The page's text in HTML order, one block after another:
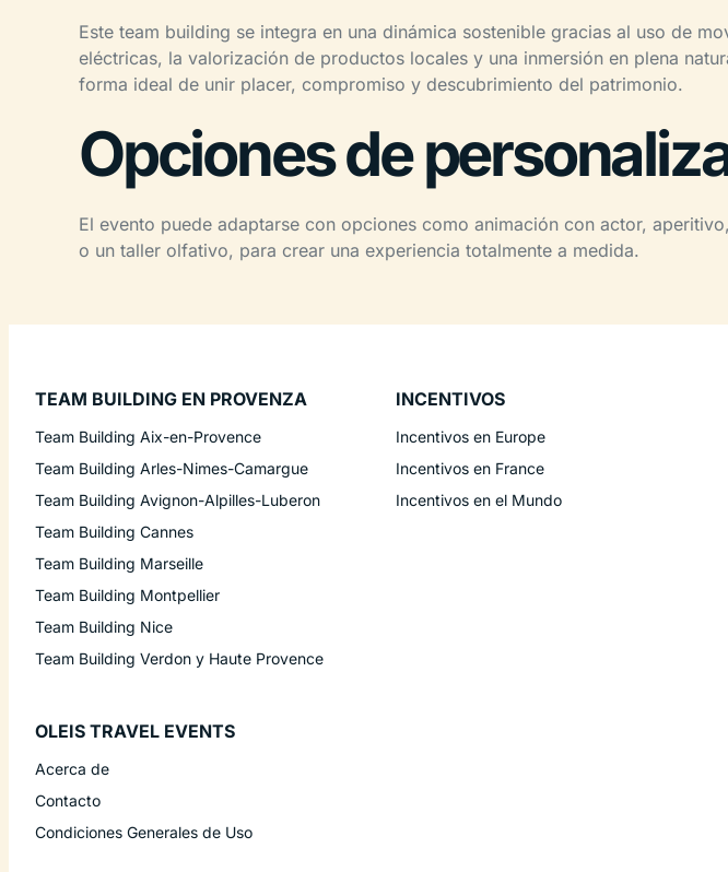
Este team building se integra en una dinámica sostenible gracias al uso de
eléctricas, la valorización de productos locales y una inmersión en plena
forma ideal de unir placer, compromiso y descubrimiento del patrimonio.
Opciones de
El evento puede adaptarse con opciones como animación con actor,
o un taller olfativo, para crear una experiencia totalmente a medida.
TEAM BUILDING EN PROVENZA
Team Building Aix-en-Provence
Team Building Arles-Nimes-Camargue
Team Building Avignon-Alpilles-Luberon
Team Building Cannes
Team Building Marseille
Team Building Montpellier
Team Building Nice
Team Building Verdon y Haute Provence
INCENTIVOS
Incentivos en Europe
Incentivos en France
Incentivos en el Mundo
OLEIS TRAVEL EVENTS
Acerca de
Contacto
Condiciones Generales de Uso